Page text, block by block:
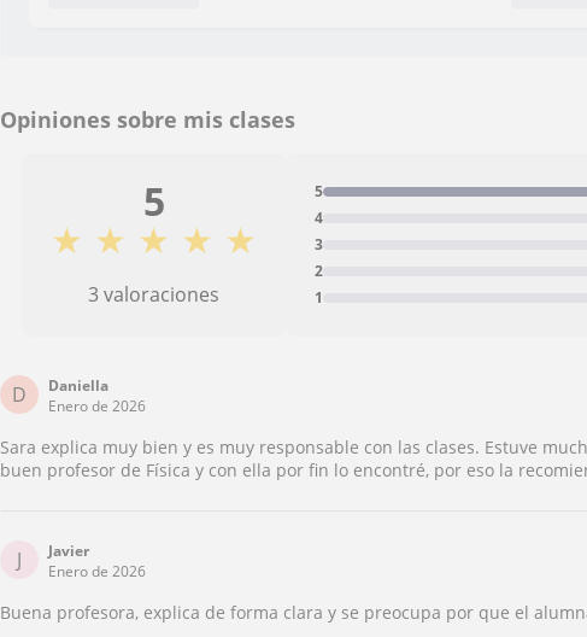
Opiniones sobre mis clases
5
★ ★ ★ ★ ★
3 valoraciones 1
2
3
4
5
D
Daniella
Enero de 2026
Sara explica muy bien y es muy responsable con las clases. Estuve
buen profesor de Física y con ella por fin lo encontré, por eso la
J
Javier
Enero de 2026
Buena profesora, explica de forma clara y se preocupa por que el